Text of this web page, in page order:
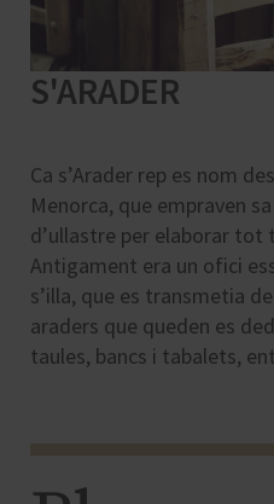
S'ARADER
Ca s’Arader rep es nom
Menorca, que empraven
d’ullastre per elaborar tot
Antigament era un ofici
s’illa, que es transmetia
araders que queden es
taules, bancs i tabalets,